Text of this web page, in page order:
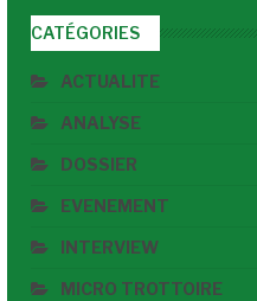
CATÉGORIES
ACTUALITE
ANALYSE
DOSSIER
EVENEMENT
INTERVIEW
MICRO TROTTOIRE